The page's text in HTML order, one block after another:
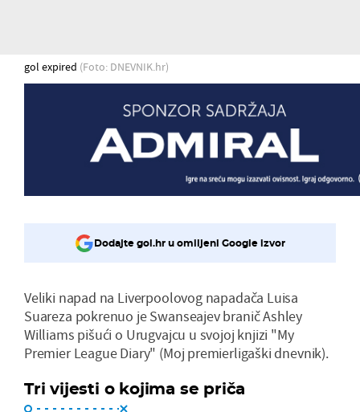
gol expired (Foto: DNEVNIK.hr)
Dodajte gol.hr u omiljeni Google izvor
Veliki napad na Liverpoolovog napadača Luisa
Suareza pokrenuo je Swanseajev branič Ashley
Williams pišući o Urugvajcu u svojoj knjizi "My
Premier League Diary" (Moj premierligaški dnevnik).
Tri vijesti o kojima se priča